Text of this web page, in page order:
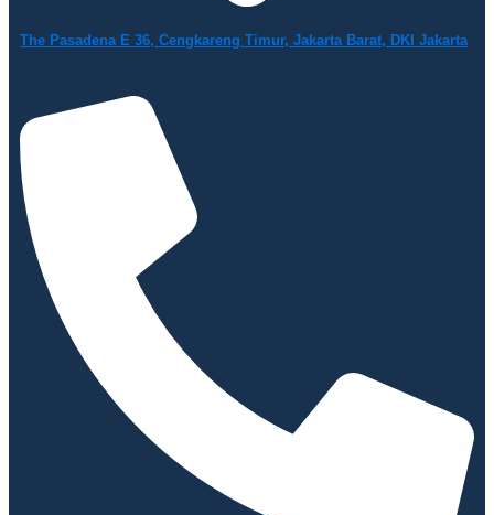
The Pasadena E 36, Cengkareng Timur, Jakarta Barat, DKI Jakarta